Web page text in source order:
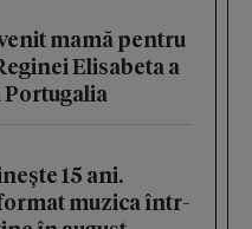
mamă pentru
Elisabeta a
15 ani.
muzica într-